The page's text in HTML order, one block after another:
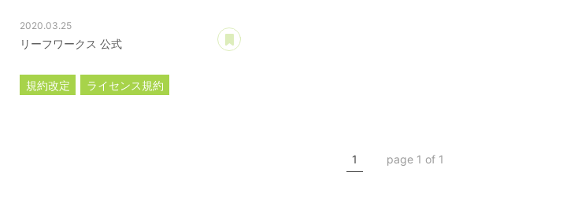
2020.03.25
リーフワークス 公式
規約改定
ライセンス規約
1 page 1 of 1